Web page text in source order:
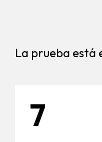
La prueba está
7